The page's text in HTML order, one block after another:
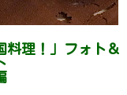
料理！」フォト＆